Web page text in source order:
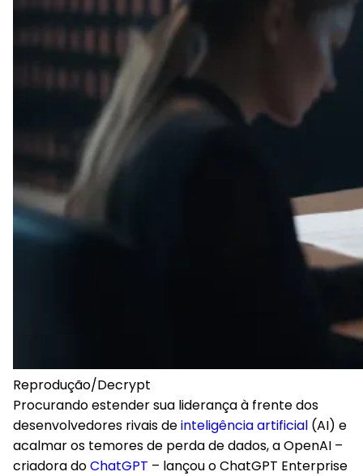
Reprodução/Decrypt
Procurando estender sua liderança à frente dos
desenvolvedores rivais deinteligência artificial (AI) e
acalmar os temores de perda de dados, a OpenAI –
criadora doChatGPT – lançou o ChatGPT Enterprise